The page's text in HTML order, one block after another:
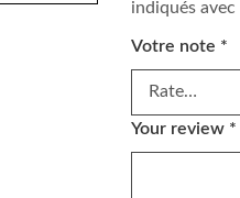
indiqués avec
Votre note *
Your review *